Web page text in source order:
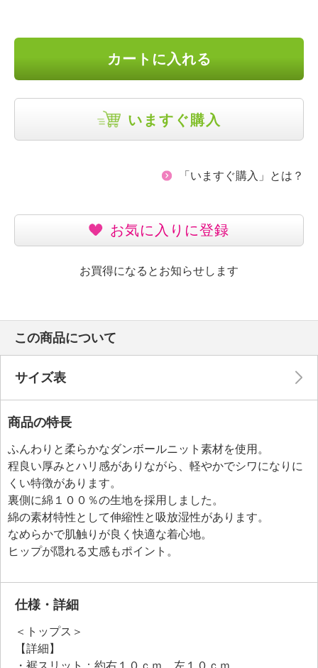
カートに入れる
いますぐ購入
「いますぐ購入」とは？
お気に入りに登録
お買得になるとお知らせします
この商品について
サイズ表
商品の特長
ふんわりと柔らかなダンボールニット素材を使用。
程良い厚みとハリ感がありながら、軽やかでシワになりに
くい特徴があります。
裏側に綿１００％の生地を採用しました。
綿の素材特性として伸縮性と吸放湿性があります。
なめらかで肌触りが良く快適な着心地。
ヒップが隠れる丈感もポイント。
仕様・詳細
＜トップス＞
【詳細】
・裾スリット：約右１０ｃｍ、左１０ｃｍ